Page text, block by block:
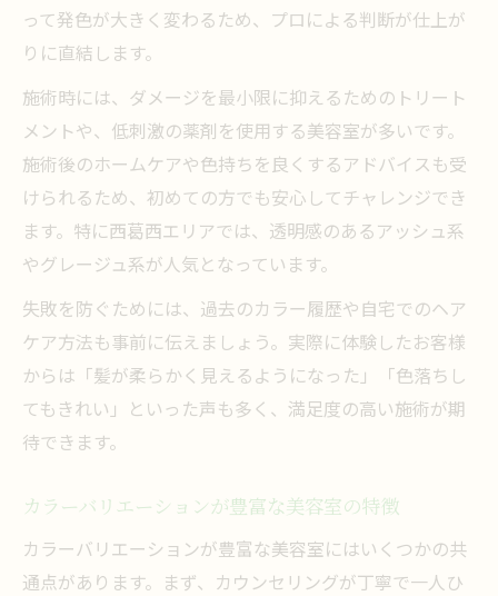
って発色が大きく変わるため、プロによる判断が仕上が
りに直結します。
施術時には、ダメージを最小限に抑えるためのトリート
メントや、低刺激の薬剤を使用する美容室が多いです。
施術後のホームケアや色持ちを良くするアドバイスも受
けられるため、初めての方でも安心してチャレンジでき
ます。特に西葛西エリアでは、透明感のあるアッシュ系
やグレージュ系が人気となっています。
失敗を防ぐためには、過去のカラー履歴や自宅でのヘア
ケア方法も事前に伝えましょう。実際に体験したお客様
からは「髪が柔らかく見えるようになった」「色落ちし
てもきれい」といった声も多く、満足度の高い施術が期
待できます。
カラーバリエーションが豊富な美容室の特徴
カラーバリエーションが豊富な美容室にはいくつかの共
通点があります。まず、カウンセリングが丁寧で一人ひ